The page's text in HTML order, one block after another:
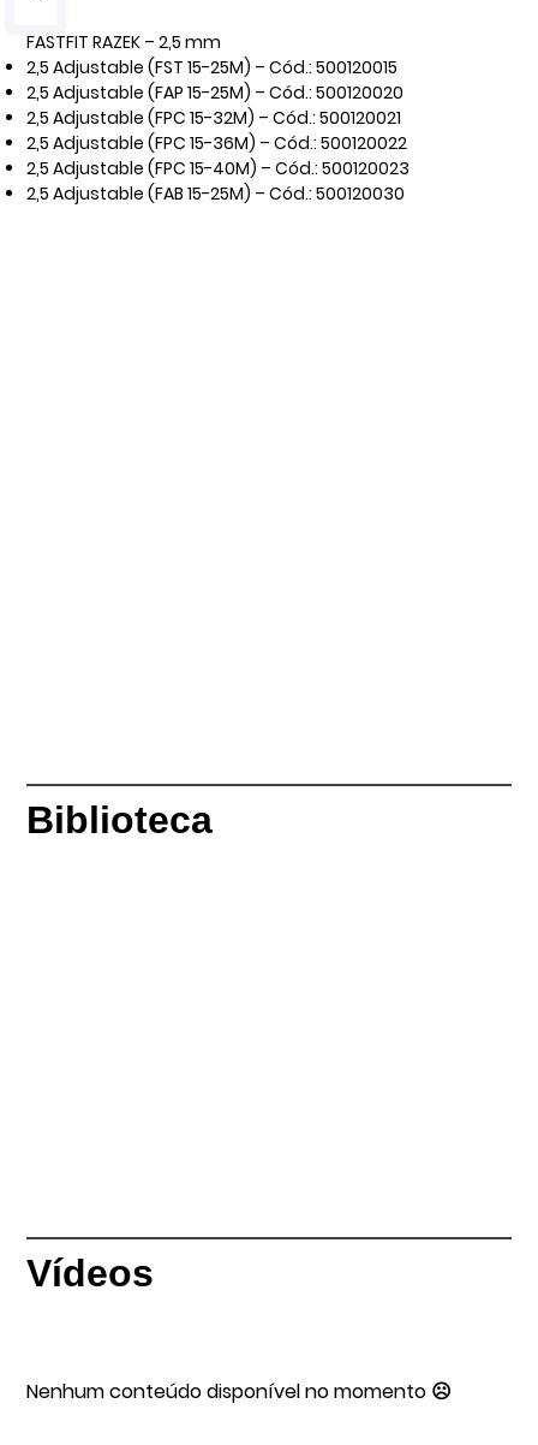
Biblioteca
FASTFIT RAZEK – 2,5 mm
2,5 Adjustable (FST 15-25M) – Cód.: 500120015
2,5 Adjustable (FAP 15-25M) – Cód.: 500120020
2,5 Adjustable (FPC 15-32M) – Cód.: 500120021
2,5 Adjustable (FPC 15-36M) – Cód.: 500120022
2,5 Adjustable (FPC 15-40M) – Cód.: 500120023
2,5 Adjustable (FAB 15-25M) – Cód.: 500120030
Vídeos
Nenhum conteúdo disponível no momento ☹